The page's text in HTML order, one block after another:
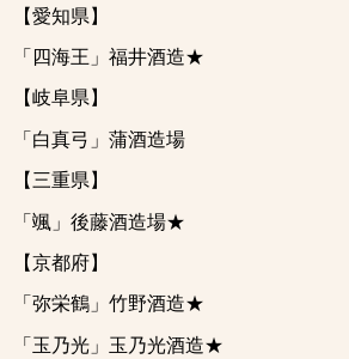
【愛知県】
「四海王」福井酒造★
【岐阜県】
「白真弓」蒲酒造場
【三重県】
「颯」後藤酒造場★
【京都府】
「弥栄鶴」竹野酒造★
「玉乃光」玉乃光酒造★